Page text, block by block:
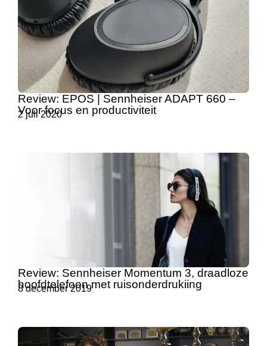
Review: EPOS | Sennheiser ADAPT 660 –
Voor focus en productiviteit
2 juli 2020
Review: Sennheiser Momentum 3, draadloze
hoofdtelefoon met ruisonderdrukiing
8 december 2019